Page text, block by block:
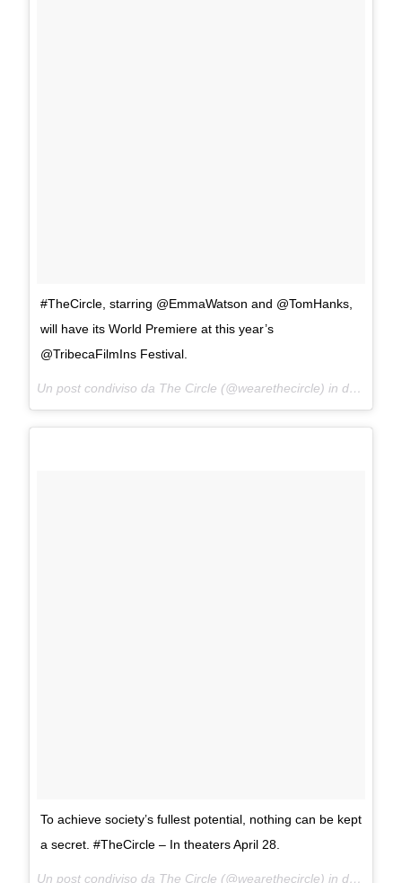
#TheCircle, starring @EmmaWatson and @TomHanks,
will have its World Premiere at this year’s
@TribecaFilmIns Festival.
Un post condiviso da The Circle (@wearethecircle) in data:
To achieve society’s fullest potential, nothing can be kept
a secret. #TheCircle – In theaters April 28.
Un post condiviso da The Circle (@wearethecircle) in data: